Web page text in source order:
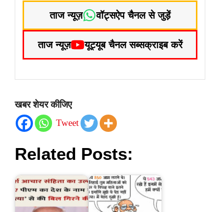
ताज न्यूज़ वॉट्सऐप चैनल से जुड़ें
ताज न्यूज़ यूट्यूब चैनल सब्सक्राइब करें
खबर शेयर कीजिए
Tweet
Related Posts: